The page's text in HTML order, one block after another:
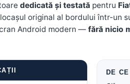
dedicată și testată pentru
original al bordului într-un
Android modern — fără nicio
DE